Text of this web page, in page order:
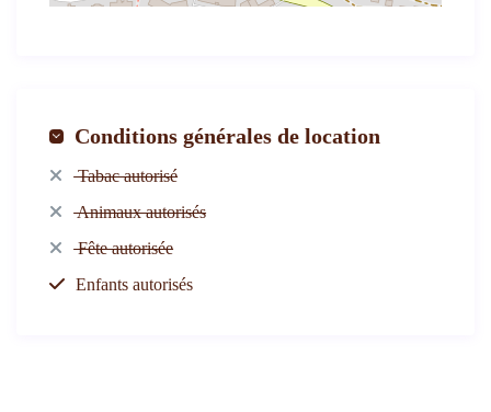
Conditions générales de location
Tabac autorisé
Animaux autorisés
Fête autorisée
Enfants autorisés